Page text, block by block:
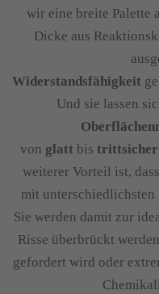
wir eine breite Palette
Dicke aus
Widerstandsfähigkeit
Und sie lassen
von glatt bis trittsicher
weiterer Vorteil ist,
mit unterschiedlichsten
Sie werden damit zur
Risse überbrückt
gefordert wird oder